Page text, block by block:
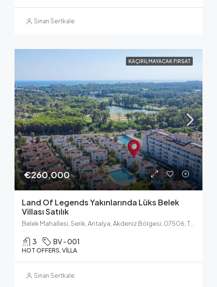
Sinan Sertkale
KAÇIRILMAYACAK FIRSAT
€260,000
Land Of Legends Yakınlarında Lüks Belek
Villası Satılık
Belek Mahallesi, Serik, Antalya, Akdeniz Bölgesi, 07506, Türkiye
3 BV - 001
HOT OFFERS, VILLA
Sinan Sertkale